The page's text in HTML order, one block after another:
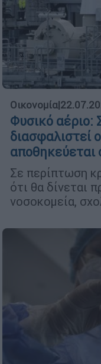
Οικονομία|
Φυσικό αέριο:
διασφαλιστεί
αποθηκεύεται
Σε περίπτωση
ότι θα δίνεται
νοσοκομεία,